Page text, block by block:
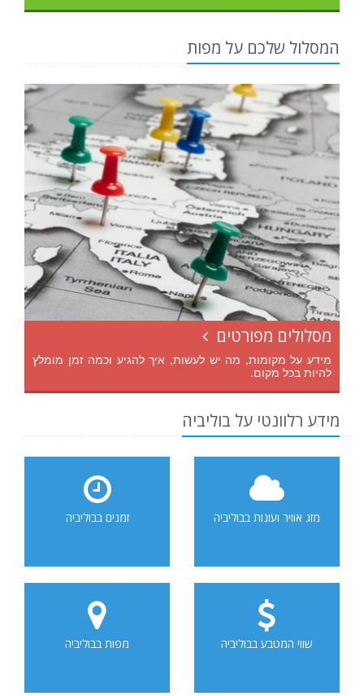
המסלול שלכם על מפות
מסלולים מפורטים
מידע על מקומות, מה יש לעשות, איך להגיע וכמה זמן מומלץ
להיות בכל מקום.
מידע רלוונטי על בוליביה
מזג אוויר ועונות בבוליביה זמנים בבוליביה
שווי המטבע בבוליביה מפות בבוליביה